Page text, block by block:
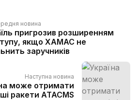
новина
пригрозив розширенням
якщо ХАМАС не
заручників
Наступна новина
може отримати
ракети ATACMS